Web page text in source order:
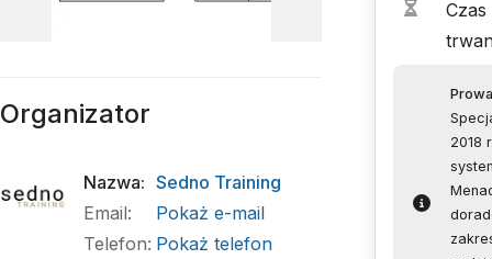
Czas
2018
Organizator
Nazwa: Sedno Training
Email:
Pokaż e-mail
Telefon: Pokaż telefon